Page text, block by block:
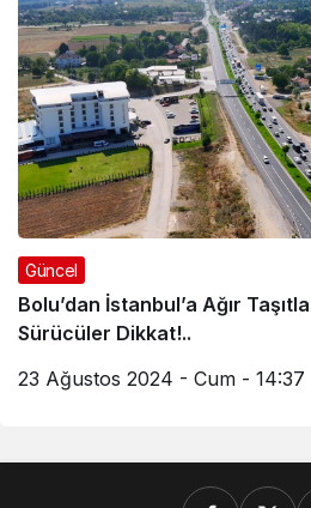
Güncel
Bolu’dan İstanbul’a Ağır
Sürücüler Dikkat!..
23 Ağustos 2024 - Cum - 14:37